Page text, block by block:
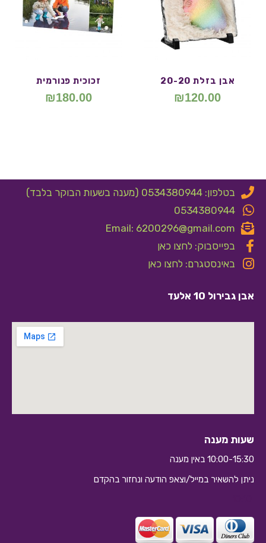
אבן בזלת 20-20
₪120.00
זכוכית פנורמית
₪180.00
בטלפון: 0534380944 (מענה בשעות הבוקר בלבד)
0534380944
Email: 6200296@gmail.com
בפייסבוק: לחצו כאן
באינסטגרם: לחצו כאן
אבן גבירול 10 אלעד
שעות מענה
10:00-15:30 באין מענה
ניתן להשאיר במייל/וצאפ הודעה ונחזור בהקדם